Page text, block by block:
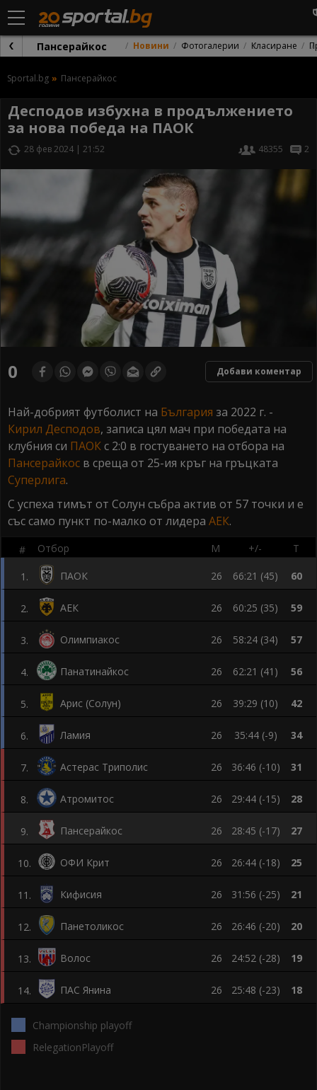
Пансерайкос Новини Фотогалерии Класиране
Sportal.bg Пансерайкос
Десподов избухна в продължението
за нова победа на ПАОК
28 фев 2024 | 21:52 48355 2
0 Добави коментар
Най-добрият футболист на България за 2022 г. -
Кирил Десподов, записа цял мач при победата на
клубния си ПАОКс 2:0 в гостуването на отбора на
Пансерайкос в среща от 25-ия кръг на гръцката
Суперлига.
С успеха тимът от Солун събра актив от 57 точки и е
със само пункт по-малко от лидера АЕК.
# Отбор М +/- Т
1 . ПАОК 26 66:21 (45) 60
2. АЕК 26 60:25 (35) 59
3. Олимпиакос 26 58:24 (34) 57
4. Панатинайкос 26 62:21 (41) 56
5. Арис (Солун) 26 39:29 (10) 42
6. Ламия 26 35:44 (-9) 34
7. Астерас Триполис 26 36:46 (-10) 31
8. Атромитос 26 29:44 (-15) 28
9. Пансерайкос 26 28:45 (-17) 27
10. ОФИ Крит 26 26:44 (-18) 25
11 . Кифисия 26 31:56 (-25) 21
12. Панетоликос 26 26:46 (-20) 20
13. Волос 26 24:52 (-28) 19
14. ПАС Янина 26 25:48 (-23) 18
Championship playoff
RelegationPlayoff